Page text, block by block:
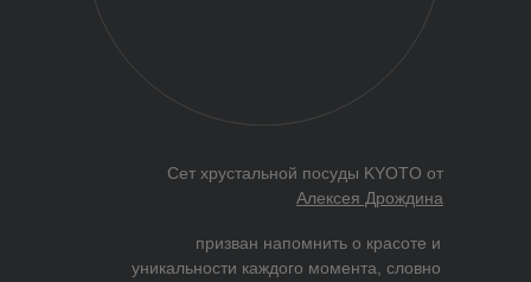
Сет хрустальной посуды KYOTO от
Алексея Дрождина
призван напомнить о красоте и
уникальности каждого момента, словно